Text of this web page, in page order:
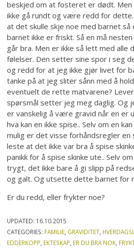
beskjed om at fosteret er dødt. Men
ikke gå rundt og være redd for
at det skulle skje noe med barnet så
barnet ikke er friskt. Så en må
går bra. Men er ikke så lett med alle
følelser. Den setter sine spor i seg
og redd for at jeg ikke gjør livet for
tanke på at jeg sliter sånn med å
eventuelt de rette matvarene? Lever
spørsmål setter jeg meg daglig. Og
er vanskelig å være gravid når en er
hva kan en ikke spise.. Selv om en
mulig er det visse forhåndsregler en
leste at det ikke var bra å spise
panikk for å spise skinke ute.. Selv
trygt, det ikke bare å gi slipp på
og galt. Og utsette dette barnet for
Er du redd, eller frykter noe?
UPDATED: 16.10.2015
CATEGORIES: FAMILIE GRAVIDITET
EDDERKOPP EKTESKAP ER DU BRA NOK